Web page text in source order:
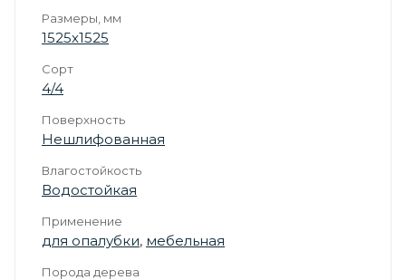
Размеры, мм
1525х1525
Сорт
4/4
Поверхность
Нешлифованная
Влагостойкость
Водостойкая
Применение
для опалубки, мебельная
Порода дерева